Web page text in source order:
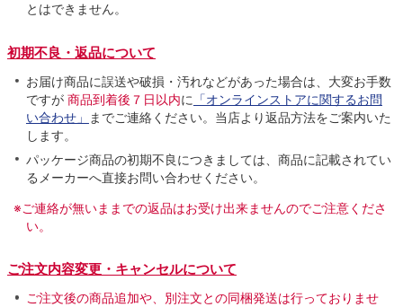
とはできません。
初期不良・返品について
お届け商品に誤送や破損・汚れなどがあった場合は、大変お手数
ですが 商品到着後７日以内に 「オンラインストアに関するお問
い合わせ」
までご連絡ください。当店より返品方法をご案内いた
します。
パッケージ商品の初期不良につきましては、商品に記載されてい
るメーカーへ直接お問い合わせください。
※ご連絡が無いままでの返品はお受け出来ませんのでご注意くださ
い。
ご注文内容変更・キャンセルについて
ご注文後の商品追加や、別注文との同梱発送は行っておりませ